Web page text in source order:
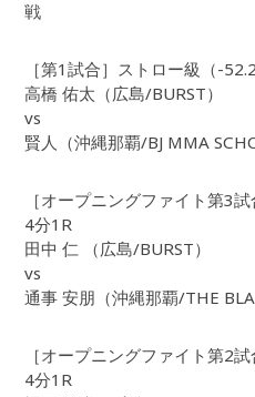
戦
［第1試合］ストロー級（-
高橋 佑太（広島/BURST）
vs
賢人（沖縄那覇/BJ MMA
［オープニングファイト第3
4分1R
田中 仁 （広島/BURST）
vs
通事 安朋（沖縄那覇/THE
［オープニングファイト第2
4分1R